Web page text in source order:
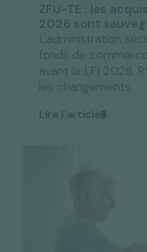
ZFU-TE : les
2026 sont
L'administration
fonds de
avant la LFI 2026.
les changements.
Lire l'article